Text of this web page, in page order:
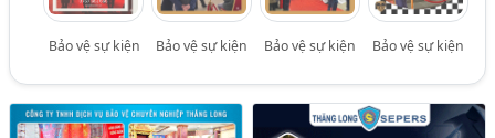
Bảo vệ sự kiện Bảo vệ sự kiện Bảo vệ sự kiện Bảo vệ sự kiện